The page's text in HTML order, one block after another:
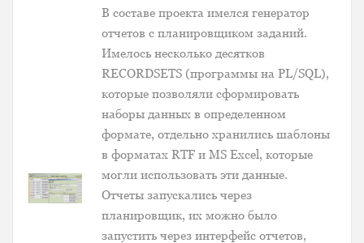
В составе проекта имелся генератор
отчетов с планировщиком заданий.
Имелось несколько десятков
RECORDSETS (программы на PL/SQL),
которые позволяли сформировать
наборы данных в определенном
формате, отдельно хранились шаблоны
в форматах RTF и MS Excel, которые
могли использовать эти данные.
Отчеты запускались через
планировщик, их можно было
запустить через интерфейс отчетов,